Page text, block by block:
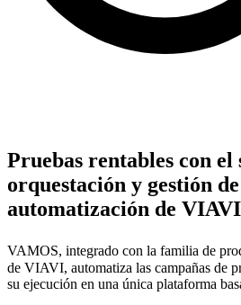
Pruebas rentables con el
orquestación y gestión
automatización de
VAMOS, integrado con la familia de
de VIAVI, automatiza las campañas de
su ejecución en una única plataforma